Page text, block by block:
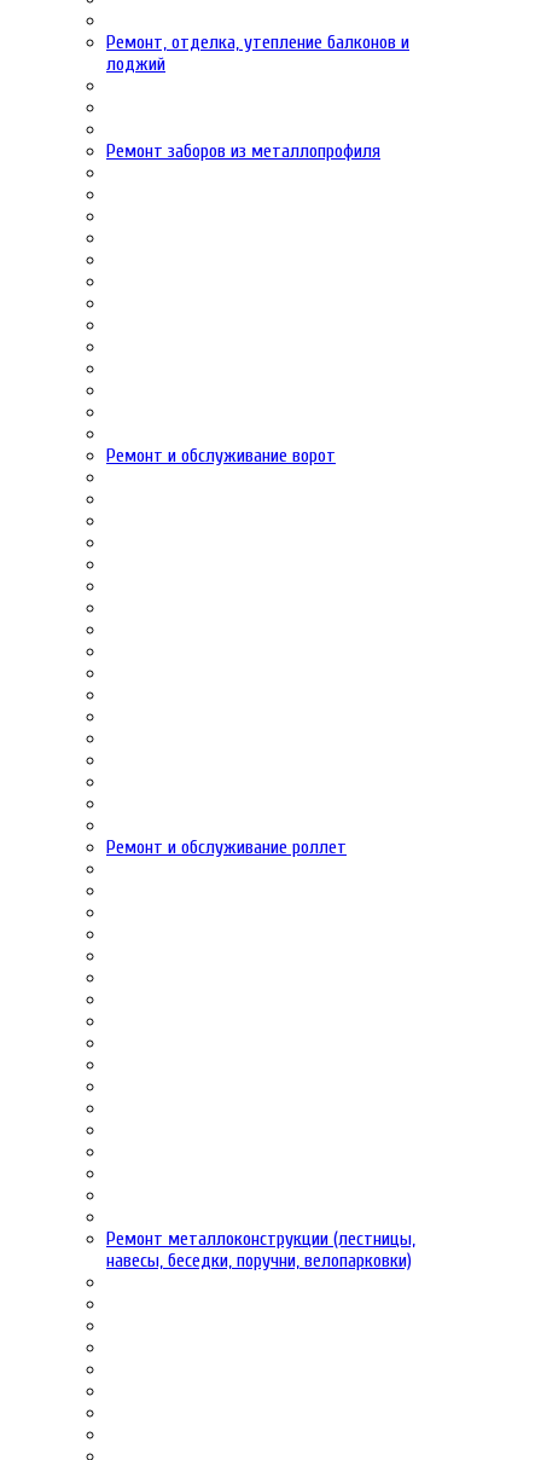
Ремонт, отделка, утепление балконов и
лоджий
Ремонт заборов из металлопрофиля
Ремонт и обслуживание ворот
Ремонт и обслуживание роллет
Ремонт металлоконструкции (лестницы,
навесы, беседки, поручни, велопарковки)